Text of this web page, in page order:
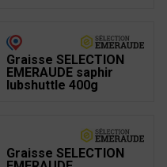
Graisse SELECTION
EMERAUDE saphir
lubshuttle 400g
Graisse SELECTION